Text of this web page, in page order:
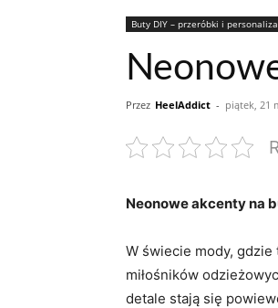
Buty DIY – przeróbki i
Przez HeelAddict - piątek, 21
Neonowe akcenty na
W‍ świecie mody,​
miłośników
‍detale stają się‍